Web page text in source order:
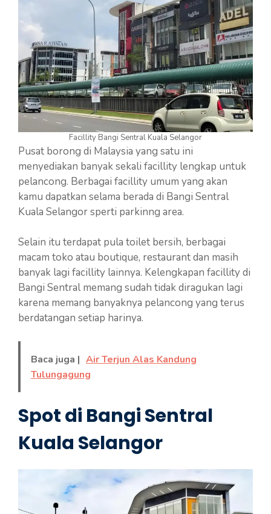
Facillity Bangi Sentral Kuala Selangor
Pusat borong di Malaysia yang satu ini
menyediakan banyak sekali facillity lengkap untuk
pelancong. Berbagai facillity umum yang akan
kamu dapatkan selama berada di Bangi Sentral
Kuala Selangor sperti parkinng area.
Selain itu terdapat pula toilet bersih, berbagai
macam toko atau boutique, restaurant dan masih
banyak lagi facillity lainnya. Kelengkapan facillity di
Bangi Sentral memang sudah tidak diragukan lagi
karena memang banyaknya pelancong yang terus
berdatangan setiap harinya.
Baca juga | Air Terjun Alas Kandung
Tulungagung
Spot di Bangi Sentral
Kuala Selangor